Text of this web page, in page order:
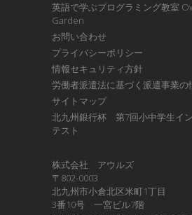
英語で学ぶプログラミング教室
Garden
お問い合わせ
プライバシーポリシー
情報セキュリティ方針
労働者派遣法に基づく派遣事業の
サイトマップ
北九州銀行杯 第7回小中学生イ
テスト
株式会社 アウルズ
〒802-0003
北九州市小倉北区米町1丁目
3番10号 一宮ビル7階